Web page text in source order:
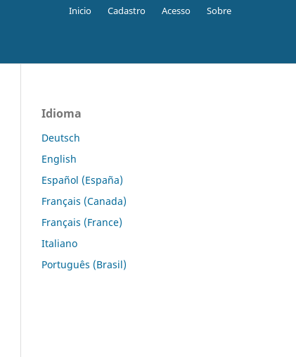
Inicio Cadastro Acesso Sobre
Idioma
Deutsch
English
Español (España)
Français (Canada)
Français (France)
Italiano
Português (Brasil)